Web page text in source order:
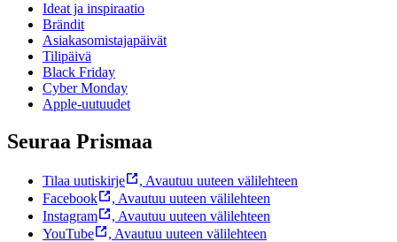
Ideat ja inspiraatio
Brändit
Asiakasomistajapäivät
Tilipäivä
Black Friday
Cyber Monday
Apple-uutuudet
Seuraa Prismaa
Tilaa uutiskirje , Avautuu uuteen välilehteen
Facebook
, Avautuu uuteen välilehteen
Instagram
, Avautuu uuteen välilehteen
YouTube
, Avautuu uuteen välilehteen